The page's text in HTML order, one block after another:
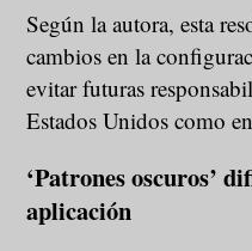
Según la autora, esta
cambios en la
evitar futuras
Estados Unidos como
‘Patrones oscuros’
aplicación